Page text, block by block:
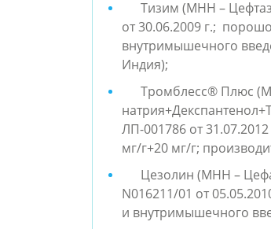
Тизим (МНН –
от 30.06.2009 г.;
внутримышечного
Индия);
Тромблесс® Плюс
ЛП-001786 от
мг/г+20 мг/г;
Цезолин (МНН –
N016211/01 от
и внутримышечного